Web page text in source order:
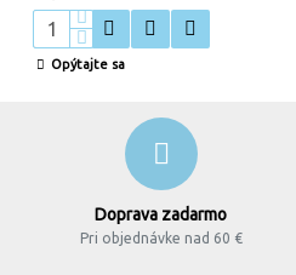
Opýtajte sa
Doprava zadarmo
Pri objednávke nad 60 €